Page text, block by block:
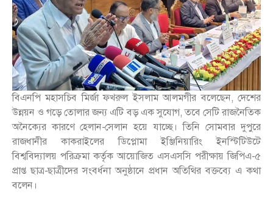
বিএনপি মহাসচিব মির্জা ফখরুল ইসলাম আলমগীর বলেছেন, দেশের
উন্নয়ন ও গড়ে তোলার জন্য এটি বড় এক সুযোগ, তবে সেটি রাজনৈতিক
অনৈক্যের কারণে হেলান-সেলান হয়ে যাচ্ছে। তিনি সোমবার দুপুরে
রাজধানীর কাকরাইলের ডিপ্লোমা ইঞ্জিনিয়ারিং ইনস্টিটিউটে
বিশ্ববিদ্যালয় পরিক্রমা কর্তৃক আয়োজিত এসএসসি পরীক্ষায় জিপিএ-৫
প্রাপ্ত ছাত্র-ছাত্রীদের সংবর্ধনা অনুষ্ঠানে প্রধান অতিথির বক্তব্যে এ কথা
বলেন।